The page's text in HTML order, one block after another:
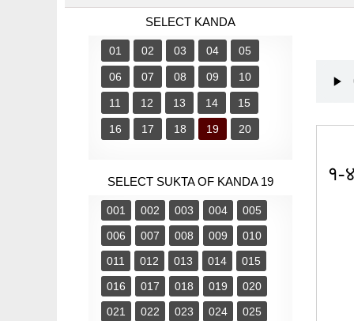
SELECT KANDA
01 02 03 04 05
06 07 08 09 10
11 12 13 14 15
16 17 18 19 20
SELECT SUKTA OF KANDA 19
001 002 003 004
005
006
007 008 009
010
011
012 013 014
015
016
017 018 019
020
021
022 023 024 025
१-